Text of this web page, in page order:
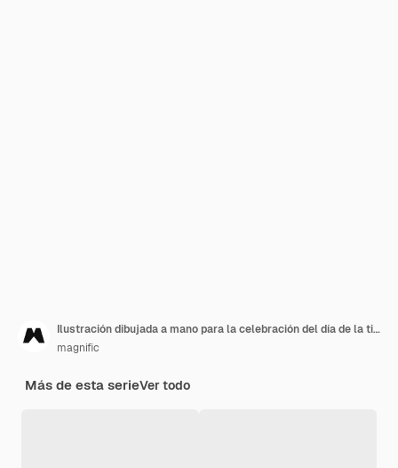
Ilustración dibujada a mano para la celebración del día de la tierra
magnific
Más de esta serieVer todo